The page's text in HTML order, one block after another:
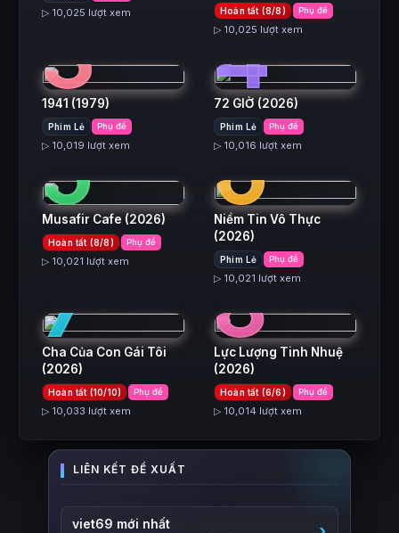
▷ 10,025 lượt xem Hoàn tất (8/8) Phụ đề
▷ 10,025 lượt xem
3
1941 (1979)
Phim Lẻ Phụ đề
▷ 10,019 lượt xem
4
72 GIỜ (2026)
Phim Lẻ Phụ đề
▷ 10,016 lượt xem
5
Musafir Cafe (2026)
Hoàn tất (8/8) Phụ đề
▷ 10,021 lượt xem
6
Niềm Tin Vô Thực
(2026)
Phim Lẻ Phụ đề
▷ 10,021 lượt xem
7
Cha Của Con Gái Tôi
(2026)
Hoàn tất (10/10) Phụ đề
▷ 10,033 lượt xem
8
Lực Lượng Tinh Nhuệ
(2026)
Hoàn tất (6/6) Phụ đề
▷ 10,014 lượt xem
viet69 mới nhất